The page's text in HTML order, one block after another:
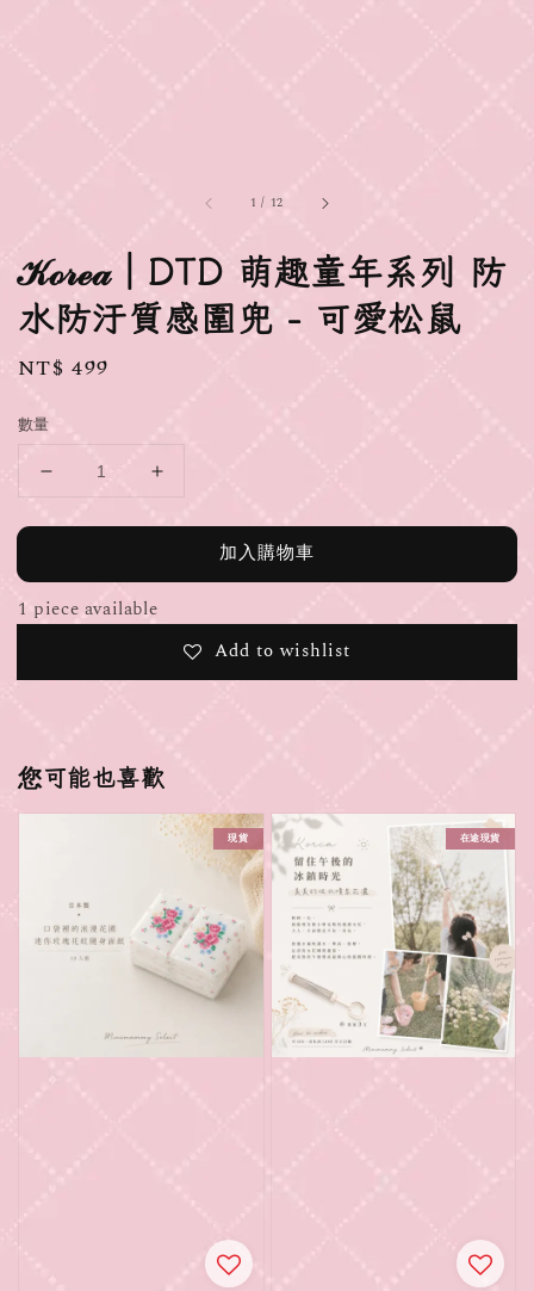
1 / 12
𝒦ℴ𝓇ℯ𝒶｜DTD 萌趣童年系列 防
水防汙質感圍兜 - 可愛松鼠
Regular
NT$ 499
數量
加入購物車
1 piece available
Add to wishlist
您可能也喜歡
現貨 在途現貨